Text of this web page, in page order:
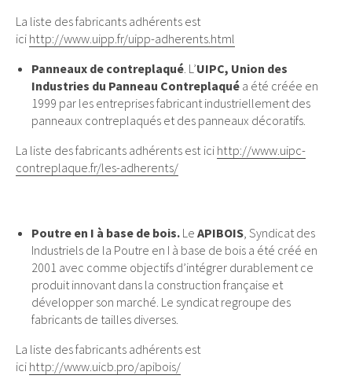
La liste des fabricants adhérents est
ici http://www.uipp.fr/uipp-adherents.html
Panneaux de contreplaqué . L’UIPC, Union des
Industries du Panneau Contreplaqué a été créée en
1999 par les entreprises fabricant industriellement des
panneaux contreplaqués et des panneaux décoratifs.
La liste des fabricants adhérents est ici http://www.uipc-
contreplaque.fr/les-adherents/
Poutre en I à base de bois. Le APIBOIS , Syndicat des
Industriels de la Poutre en I à base de bois a été créé en
2001 avec comme objectifs d’intégrer durablement ce
produit innovant dans la construction française et
développer son marché. Le syndicat regroupe des
fabricants de tailles diverses.
La liste des fabricants adhérents est
ici http://www.uicb.pro/apibois/